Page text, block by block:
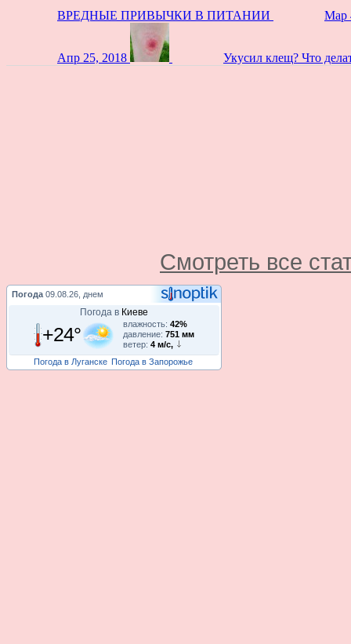
ВРЕДНЫЕ ПРИВЫЧКИ В ПИТАНИИ Мар
Апр 25, 2018 Укусил клещ? Что
Смотреть все
Погода 09.08.26, днем
Погода в Киеве
+24° влажность: 42%
давление: 751 мм
ветер: 4 м/с,
Погода в Луганске Погода в Запорожье